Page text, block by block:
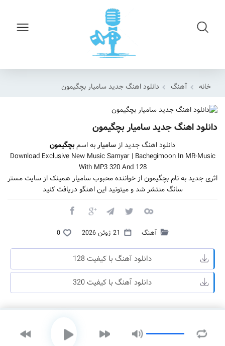
خانه آهنگ دانلود اهنگ جدید سامیار بچگیمون
دانلود اهنگ جدید سامیار بچگیمون
دانلود اهنگ جدید از سامیاربه اسمبچگیمون
Download Exclusive New Music Samyar | Bachegimoon In MR-Music
With MP3 320 And 128
اثری جدید به نام بچگیمون از خواننده محبوب سامیار همینک از سایت مستر
سانگ منتشر شد و میتونید این اهنگو دریافت کنید
آهنگ 21 ژوئن 2026 0
دانلود آهنگ با کیفیت 128
دانلود آهنگ با کیفیت 320